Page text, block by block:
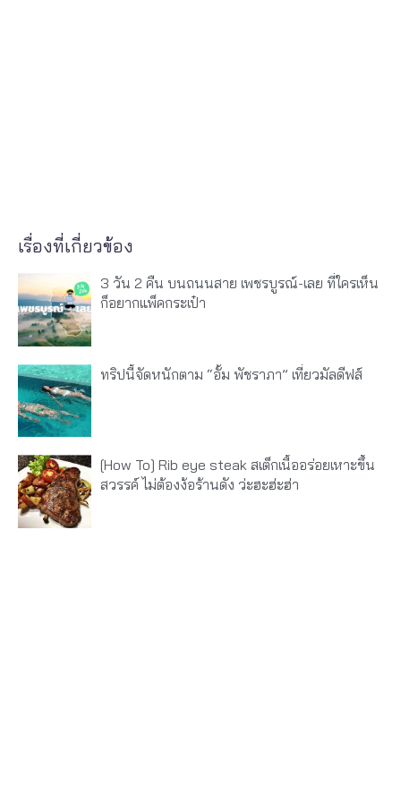
เรื่องที่เกี่ยวข้อง
3 วัน 2 คืน บนถนนสาย เพชรบูรณ์-เลย ที่ใครเห็น
ก็อยากแพ็คกระเป๋า
ทริปนี้จัดหนักตาม “อั้ม พัชราภา” เที่ยวมัลดีฟส์
[How To] Rib eye steak สเต็กเนื้ออร่อยเหาะขึ้น
สวรรค์ ไม่ต้องง้อร้านดัง ว่ะฮะฮ่ะฮ่า